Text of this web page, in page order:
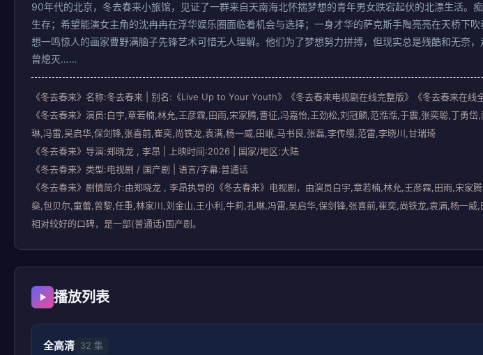
90年代的北京，冬去春来小旅馆，见证了一群来自天南海北怀揣梦想的青年男女跌宕起伏的北漂生活
生存；希望能演女主角的沈冉冉在浮华娱乐圈面临着机会与选择；一身才华的萨克斯手陶亮亮在天桥下
想一鸣惊人的画家曹野满脑子先锋艺术可惜无人理解。他们为了梦想努力拼搏，但现实总是残酷和无奈
曾熄灭……
《冬去春来》名称:冬去春来 | 别名:《Live Up to Your Youth》《冬去春来电视剧在线完整版》《冬去春来在
《冬去春来》演员:白宇,章若楠,林允,王彦霖,田雨,宋家腾,曹征,冯嘉怡,王劲松,刘冠麟,范湉湉,于震,张奕聪,丁
琳,冯雷,吴启华,保剑锋,张喜前,崔奕,尚铁龙,袁满,杨一威,田岷,马书良,张磊,李传缨,范雷,李晓川,甘瑞琦
《冬去春来》导演:郑晓龙 , 李昂 | 上映时间:2026 | 国家/地区:大陆
《冬去春来》类型:电视剧 / 国产剧 | 语言/字幕:普通话
《冬去春来》剧情简介:由郑晓龙 , 李昂执导的《冬去春来》电视剧，由演员白宇,章若楠,林允,王彦霖,田雨,宋
燊,包贝尔,童蕾,曾黎,任重,林家川,刘金山,王小利,牛莉,孔琳,冯雷,吴启华,保剑锋,张喜前,崔奕,尚铁龙,袁满,杨一
相对较好的口碑，是一部(普通话)国产剧。
播放列表
全高清 32 集